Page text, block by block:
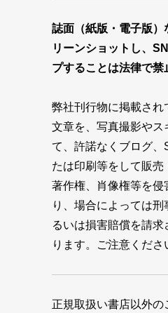
誌面（紙版・電子版）
リーンショットし、
プすることは法律で禁
弊社刊行物に掲載され
文章を、写真撮影やス
て、許諾なくブログ、
たは印刷等をして販売
著作権、肖像権等を侵
り、場合によっては
るいは損害賠償を請求
ります。ご注意くださ
正規取扱い書店以外の